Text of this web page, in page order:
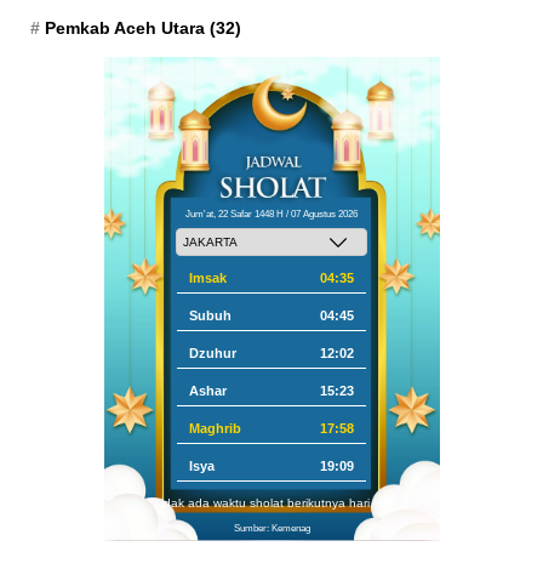
Pemkab Aceh Utara (32)
Jum'at, 22 Safar 1448 H / 07 Agustus 2026
Imsak 04:35
Subuh 04:45
Dzuhur 12:02
Ashar 15:23
Maghrib 17:58
Isya 19:09
Tidak ada waktu sholat berikutnya hari ini.
Sumber: Kemenag